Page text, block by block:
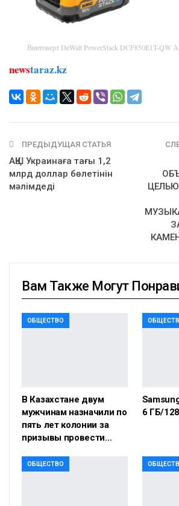
Винтоверт DeWalt PowerStack DCF850E1T-QW
newstaraz.kz
ПРЕДЫДУЩАЯ СТАТЬЯ
АҚШ Украинаға тағы 1,2
млрд доллар бөлетінін
мәлімдеді
Вам Также Могут
ОБЩЕСТВО
В Казахстане двум
мужчинам назначили по
пять лет колонии за
призывы провести…
6 ГБ/
ОБЩЕСТВО